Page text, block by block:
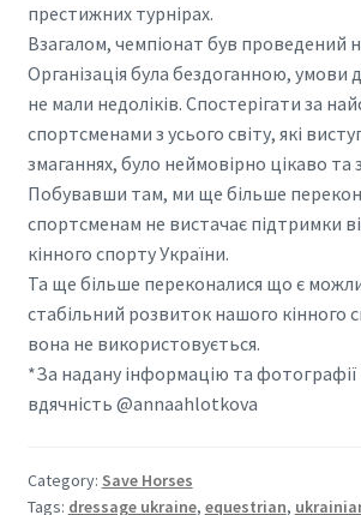
престижних турнірах.
Взагалом, чемпіонат був проведений
Організація була бездоганною, умови
не мали недоліків. Спостерігати за
спортсменами з усього світу, які
змаганнях, було неймовірно цікаво
Побувавши там, ми ще більше
спортсменам не вистачає підтримки
кінного спорту України.
Та ще більше переконалися що є
стабільний розвиток нашого кінного
вона не використовується.
*За надану інформацію та
вдячність @annaahlotkova
Category: Save Horses
Tags: dressage ukraine, equestrian,